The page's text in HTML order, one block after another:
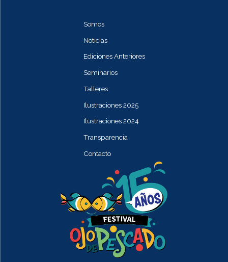
Somos
Noticias
Ediciones Anteriores
Seminarios
Talleres
Ilustraciones 2025
Ilustraciones 2024
Transparencia
Contacto